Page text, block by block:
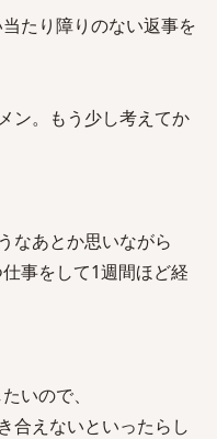
たり障りのない返事を
ン。もう少し考えてか
なあとか思いながら
事をして1週間ほど経
いので、
合えないといったらし